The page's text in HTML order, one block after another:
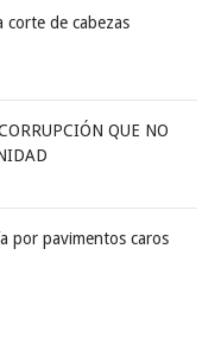
corte de cabezas
QUE NO
por pavimentos caros